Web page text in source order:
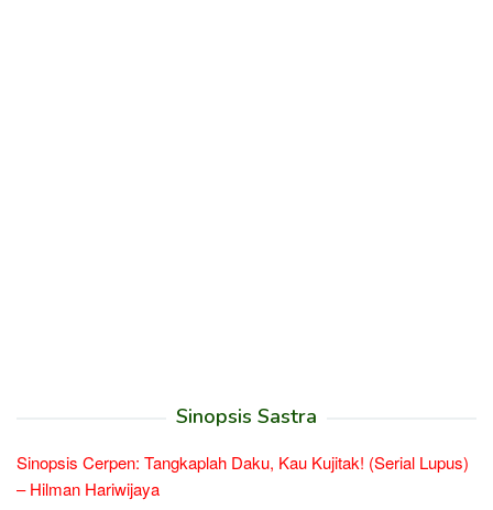
Sinopsis Sastra
Sinopsis Cerpen: Tangkaplah Daku, Kau Kujitak! (Serial Lupus)
– Hilman Hariwijaya